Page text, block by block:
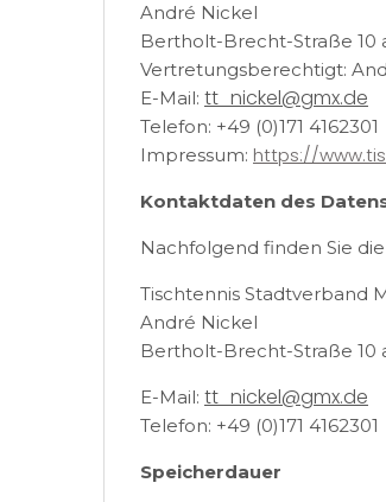
André Nickel
Bertholt-Brecht-Straße 10
Vertretungsberechtigt:
E-Mail: tt_nickel@gmx.de
Telefon: +49 (0)171 4162301
Impressum: https://
Kontaktdaten des
Nachfolgend finden Sie
Tischtennis Stadtverband
André Nickel
Bertholt-Brecht-Straße 10
E-Mail: tt_nickel@gmx.de
Telefon: +49 (0)171 4162301
Speicherdauer